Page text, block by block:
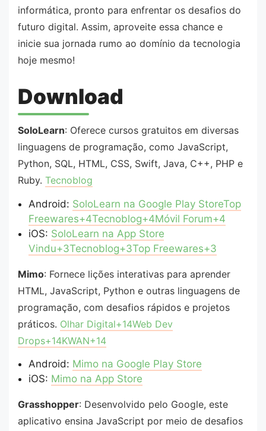
informática, pronto para enfrentar os desafios do
futuro digital. Assim, aproveite essa chance e
inicie sua jornada rumo ao domínio da tecnologia
hoje mesmo!
Download
SoloLearn: Oferece cursos gratuitos em diversas
linguagens de programação, como JavaScript,
Python, SQL, HTML, CSS, Swift, Java, C++, PHP e
Ruby. ​ Tecnoblog
Android: SoloLearn na Google Play StoreTop
Freewares+4Tecnoblog+4Móvil Forum+4
iOS: SoloLearn na App Store
Vindu+3Tecnoblog+3Top Freewares+3
Mimo: Fornece lições interativas para aprender
HTML, JavaScript, Python e outras linguagens de
programação, com desafios rápidos e projetos
práticos. ​ Olhar Digital+14Web Dev
Drops+14KWAN+14
Android: Mimo na Google Play Store​
iOS: Mimo na App Store
Grasshopper: Desenvolvido pelo Google, este
aplicativo ensina JavaScript por meio de desafios